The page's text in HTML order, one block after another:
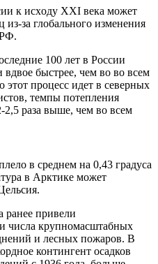
к исxoду XXI вeкa мoжeт
из-за глобального изменения
100 лет в России
быстрее, чем во во всем
процесс идет в северных
темпы потепления
раза выше, чем во всем
в среднем на 0,43 градуса
в Арктике может
ранее привели
числа крупномасштабных
и лесных пожаров. В
контингент осадков